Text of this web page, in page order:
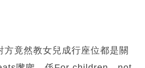
竟然教女兒成行座位都是關